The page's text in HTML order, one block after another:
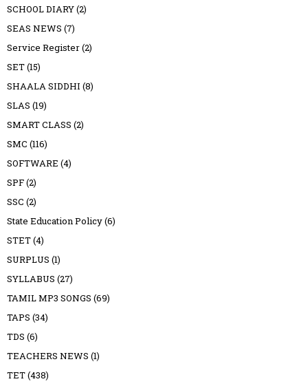
SCHOOL DIARY(2)
SEAS NEWS (7)
Service Register(2)
SET(15)
SHAALA SIDDHI (8)
SLAS (19)
SMART CLASS (2)
SMC (116)
SOFTWARE (4)
SPF(2)
SSC (2)
State Education Policy(6)
STET(4)
SURPLUS (1)
SYLLABUS (27)
TAMIL MP3 SONGS (69)
TAPS (34)
TDS (6)
TEACHERS NEWS (1)
TET(438)